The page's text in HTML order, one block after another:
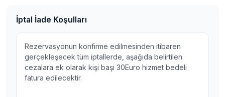
İptal İade Koşulları
Rezervasyonun konfirme edilmesinden itibaren
gerçekleşecek tüm iptallerde, aşağıda belirtilen
cezalara ek olarak kişi başı 30Euro hizmet bedeli
fatura edilecektir.